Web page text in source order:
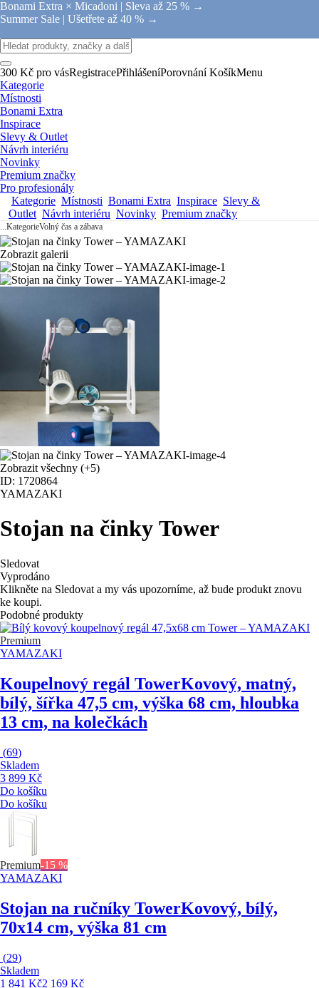
Bonami Extra × Micadoni | Sleva až 25 % →
Summer Sale | Ušetřete až 40 % →
300 Kč pro vásRegistracePřihlášeníPorovnání KošíkMenu
Kategorie
Místnosti
Bonami Extra
Inspirace
Slevy & Outlet
Návrh interiéru
Novinky
Premium značky
Pro profesionály
Kategorie Místnosti Bonami Extra Inspirace Slevy &
Outlet Návrh interiéru Novinky Premium značky
...KategorieVolný čas a zábava
Zobrazit galerii
Zobrazit všechny (+5)
ID: 1720864
YAMAZAKI
Stojan na činky Tower
Sledovat
Vyprodáno
Klikněte na Sledovat a my vás upozorníme, až bude produkt znovu
ke koupi.
Podobné produkty
Premium
YAMAZAKI
Koupelnový regál TowerKovový, matný,
bílý, šířka 47,5 cm, výška 68 cm, hloubka
13 cm, na kolečkách
(69)
Skladem
3 899 Kč
Do košíku
Do košíku
Premium-15 %
YAMAZAKI
Stojan na ručníky TowerKovový, bílý,
70x14 cm, výška 81 cm
(29)
Skladem
1 841 Kč2 169 Kč